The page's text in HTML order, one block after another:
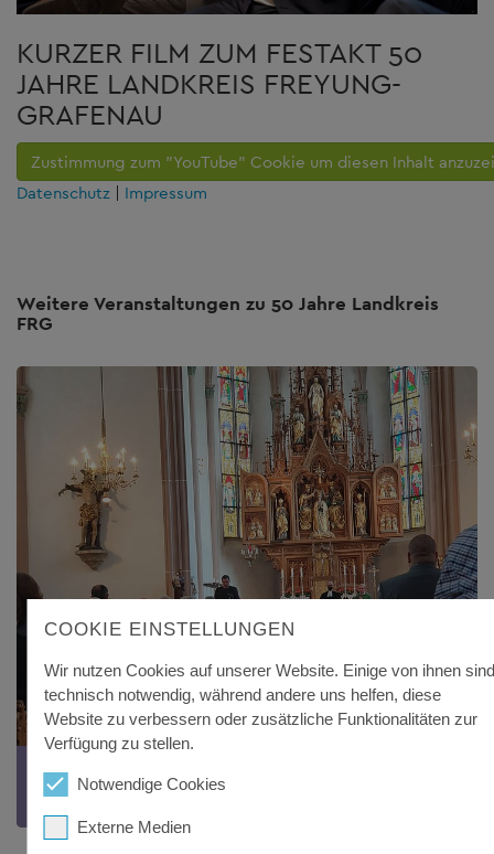
KURZER FILM ZUM FESTAKT 50
JAHRE LANDKREIS FREYUNG-
GRAFENAU
Zustimmung zum "YouTube" Cookie um diesen Inhalt
Datenschutz | Impressum
Weitere Veranstaltungen zu 50 Jahre Landkreis
FRG
JUBILÄUMS-GOTTESDIENST
50 Jahre Landkreis FRG
COOKIE EINSTELLUNGEN
Wir nutzen Cookies auf unserer Website. Einige von ihnen sind
technisch notwendig, während andere uns helfen, diese
Website zu verbessern oder zusätzliche Funktionalitäten zur
Verfügung zu stellen.
Notwendige Cookies
Externe Medien